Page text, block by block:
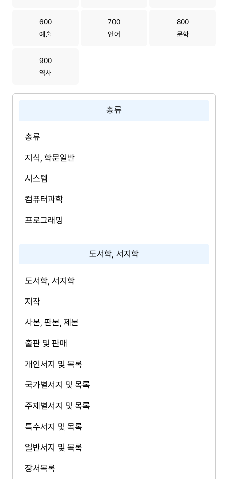
총류
총류
지식, 학문일반
시스템
컴퓨터과학
프로그래밍
도서학, 서지학
도서학, 서지학
저작
사본, 판본, 제본
출판 및 판매
개인서지 및 목록
국가별서지 및 목록
주제별서지 및 목록
특수서지 및 목록
일반서지 및 목록
장서목록
600
예술
700
언어
800
문학
900
역사